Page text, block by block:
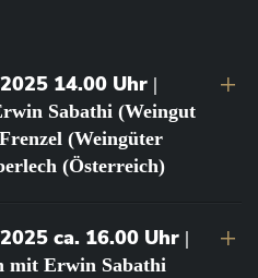
14.00 Uhr |
Sabathi (Weingut
(Weingüter
(Österreich)
ca. 16.00 Uhr |
mit Erwin Sabathi